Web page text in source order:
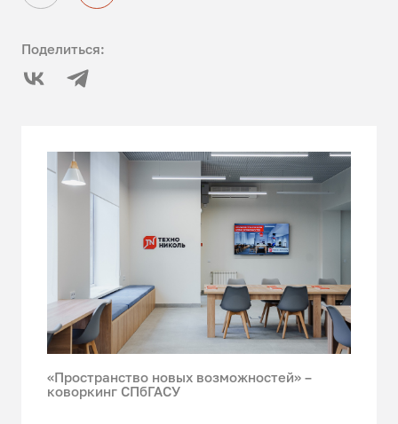
Поделиться:
«Пространство новых возможностей» –
коворкинг СПбГАСУ